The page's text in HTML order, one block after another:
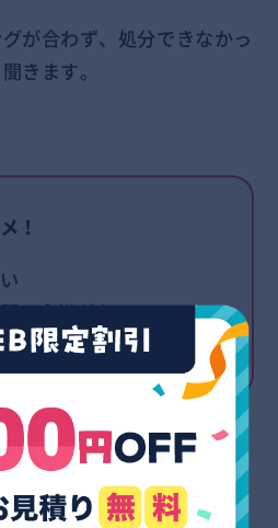
が合わず、処分できなかっ
きます。
！
の余裕がある
分したい
収に出すと良いですよ。